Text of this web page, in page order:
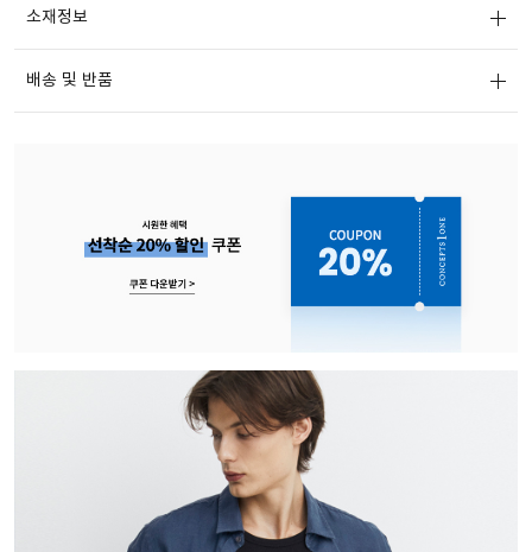
소재정보
배송 및 반품